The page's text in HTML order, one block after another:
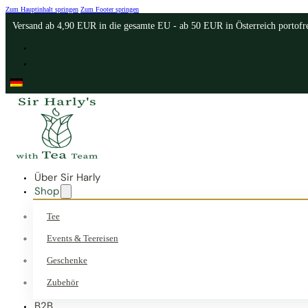
Zum Hauptinhalt springen Zum Footer springen
Versand ab 4,90 EUR in die gesamte EU - ab 50 EUR in Österreich
Über Sir Harly
Shop
Tee
Events & Teereisen
Geschenke
Zubehör